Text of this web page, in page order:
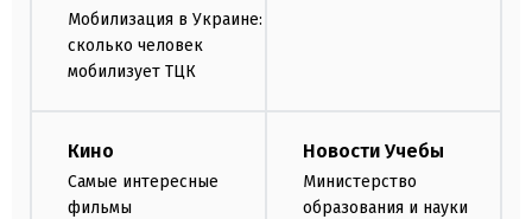
Мобилизация в Украине:
сколько человек
мобилизует ТЦК
Кино
Самые интересные
фильмы
Новости Учебы
Министерство
образования и науки